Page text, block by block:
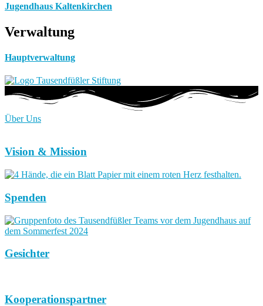
Jugendhaus Kaltenkirchen
Verwaltung
Hauptverwaltung
Über Uns
Vision & Mission
Spenden
Gesichter
Kooperationspartner